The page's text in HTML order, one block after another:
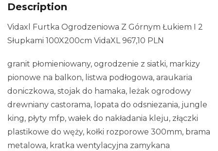
Description
Vidaxl Furtka Ogrodzeniowa Z Górnym Łukiem I 2
Słupkami 100X200cm VidaXL 967,10 PLN
granit płomieniowany, ogrodzenie z siatki, markizy
pionowe na balkon, listwa podłogowa, araukaria
doniczkowa, stojak do hamaka, leżak ogrodowy
drewniany castorama, lopata do odsniezania, jungle
king, płyty mfp, wałek do nakładania kleju, złączki
plastikowe do węży, kołki rozporowe 300mm, brama
metalowa, kratka wentylacyjna zamykana